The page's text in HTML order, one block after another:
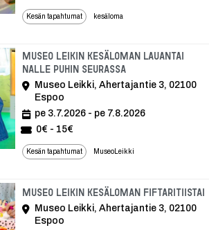
Kesän tapahtumat kesäloma
Museo Leikin kesäloman Lauantai
Nalle Puhin seurassa
Museo Leikki, Ahertajantie 3, 02100
Espoo
pe 3.7.2026 - pe 7.8.2026
0€ - 15€
Kesän tapahtumat MuseoLeikki
Museo Leikin kesäloman Fiftaritiistai
Museo Leikki, Ahertajantie 3, 02100
Espoo